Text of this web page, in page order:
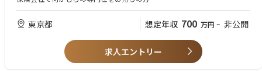
uality, compliant delivery of protocols, analysis plans, study reports, pu
blications, and other evidence outputs in line with SOPs.
igned with asset strategy and lifecycle priorities, including innovative and
cost-effective study approaches.
東京都 想定年収 700 万円 ~ 非公開
求人エントリー